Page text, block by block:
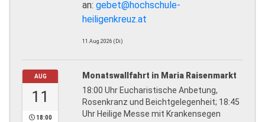
an: gebet@hochschule-
heiligenkreuz.at
11.Aug.2026 (Di)
AUG
11
18:00
Monatswallfahrt in Maria Raisenmarkt
18:00 Uhr Eucharistische Anbetung,
Rosenkranz und Beichtgelegenheit; 18:45
Uhr Heilige Messe mit Krankensegen